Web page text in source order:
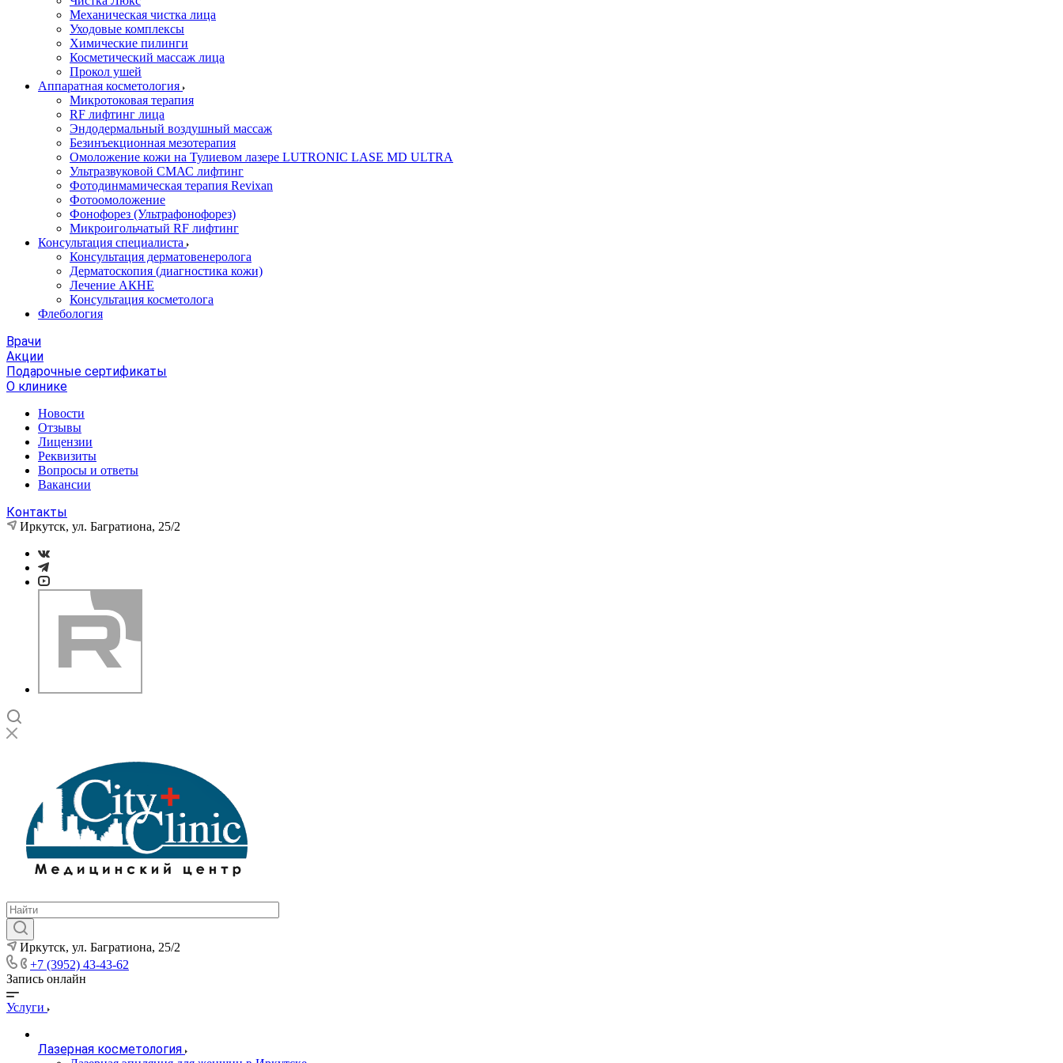
Механическая чистка лица
Уходовые комплексы
Химические пилинги
Косметический массаж лица
Прокол ушей
Аппаратная косметология
Микротоковая терапия
RF лифтинг лица
Эндодермальный воздушный массаж
Безинъекционная мезотерапия
Омоложение кожи на Тулиевом лазере LUTRONIC LASE MD ULTRA
Ультразвуковой СМАС лифтинг
Фотодинмамическая терапия Revixan
Фотоомоложение
Фонофорез (Ультрафонофорез)
Микроигольчатый RF лифтинг
Консультация специалиста
Консультация дерматовенеролога
Дерматоскопия (диагностика кожи)
Лечение АКНЕ
Консультация косметолога
Флебология
Врачи
Акции
Подарочные сертификаты
О клинике
Новости
Отзывы
Лицензии
Реквизиты
Вопросы и ответы
Вакансии
Контакты
Иркутск, ул. Багратиона, 25/2
Иркутск, ул. Багратиона, 25/2
+7 (3952) 43-43-62
Запись онлайн
Услуги
Лазерная косметология